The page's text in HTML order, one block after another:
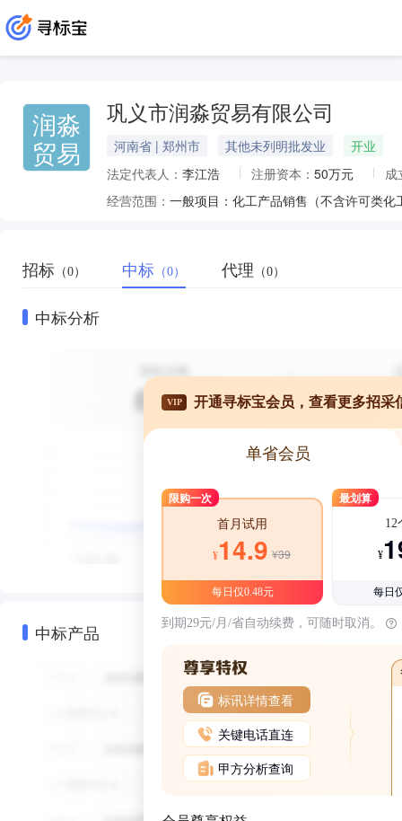
润淼
贸易
巩义市润淼贸易有限公司
河南省 | 郑州市 其他未列明批发业
开业
法定代表人： 李江浩 注册资本： 50万元
成
经营范围：
招标 （0） 中标 （0） 代理 （0）
中标分析
中标产品
VIP 开通寻标宝会员，查看更多招采
单省会员
限购一次
首月试用
¥14.9 ¥39
每日仅0.48元
最划算
12
¥
每日
到期29元/月/省自动续费，可随时取消。
标讯详情查看
关键电话直连
甲方分析查询